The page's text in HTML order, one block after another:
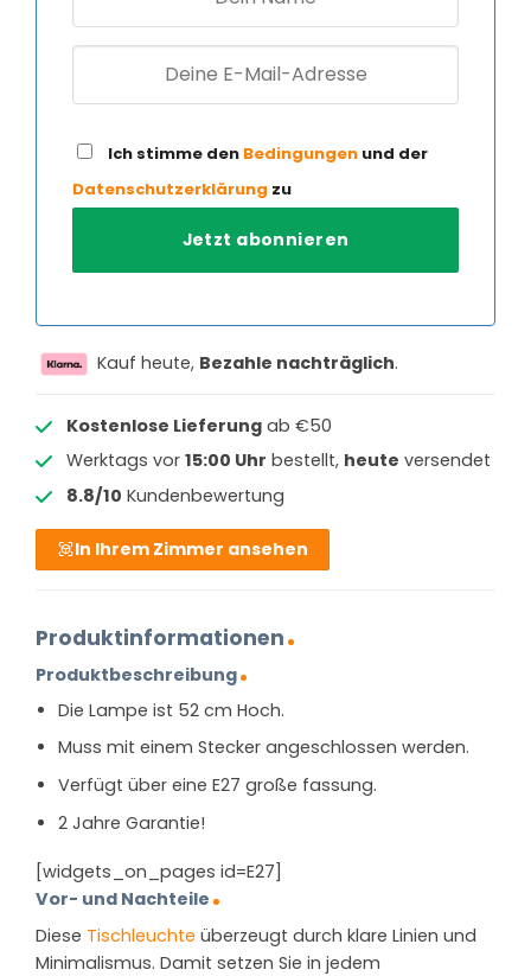
Ich stimme den Bedingungen und der
Datenschutzerklärung zu
Kauf heute, Bezahle nachträglich.
Kostenlose Lieferungab €50
Werktags vor 15:00 Uhr bestellt, heute versendet
8.8/10 Kundenbewertung
In Ihrem Zimmer ansehen
Produktinformationen
Produktbeschreibung
Die Lampe ist 52 cm Hoch.
Muss mit einem Stecker angeschlossen werden.
Verfügt über eine E27 große fassung.
2 Jahre Garantie!
[widgets_on_pages id=E27]
Vor- und Nachteile
Diese Tischleuchte überzeugt durch klare Linien und
Minimalismus. Damit setzen Sie in jedem